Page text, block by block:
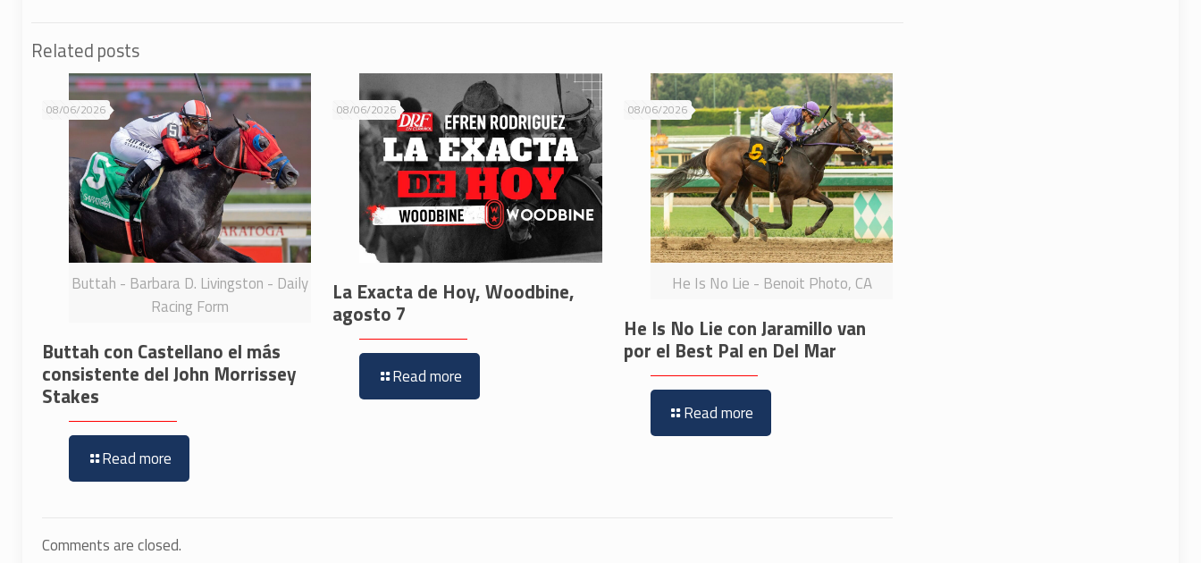
Related posts
Buttah - Barbara D. Livingston - Daily
Racing Form
08/06/2026
Buttah con Castellano el más
consistente del John Morrissey
Stakes
Read more
08/06/2026
La Exacta de Hoy, Woodbine,
agosto 7
Read more
He Is No Lie - Benoit Photo, CA
08/06/2026
He Is No Lie con Jaramillo van
por el Best Pal en Del Mar
Read more
Comments are closed.